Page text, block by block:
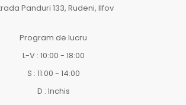
Panduri 133, Rudeni, Ilfov
Program de lucru
L-V : 10:00 - 18:00
S : 11:00 - 14:00
D : Inchis